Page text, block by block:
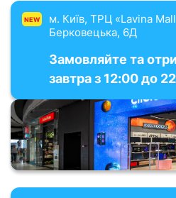
NEW
м. Київ, ТРЦ «Lavina
Берковецька, 6Д
Замовляйте та
завтра з 12:00 до